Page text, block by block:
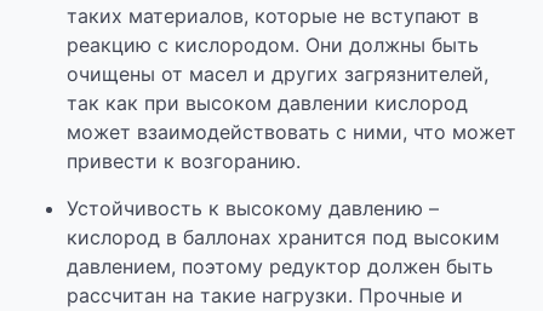
таких материалов, которые не вступают в
реакцию с кислородом. Они должны быть
очищены от масел и других загрязнителей,
так как при высоком давлении кислород
может взаимодействовать с ними, что может
привести к возгоранию.
Устойчивость к высокому давлению –
кислород в баллонах хранится под высоким
давлением, поэтому редуктор должен быть
рассчитан на такие нагрузки. Прочные и